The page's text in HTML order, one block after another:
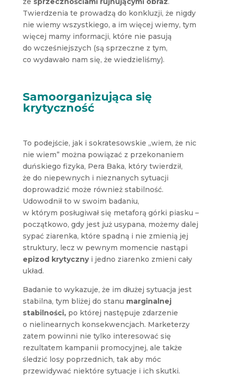
Twierdzenia te prowadzą do konkluzji, że nigdy
nie wiemy wszystkiego, a im więcej wiemy, tym
więcej mamy informacji, które nie pasują
do wcześniejszych (są sprzeczne z tym,
co wydawało nam się, że wiedzieliśmy).
Samoorganizująca się
krytyczność
To podejście, jak i sokratesowskie „wiem, że nic
nie wiem” można powiązać z przekonaniem
duńskiego fizyka, Pera Baka, który twierdził,
że do niepewnych i nieznanych sytuacji
doprowadzić może również stabilność.
Udowodnił to w swoim badaniu,
w którym posługiwał się metaforą górki piasku –
początkowo, gdy jest już usypana, możemy dalej
sypać ziarenka, które spadną i nie zmienią jej
struktury, lecz w pewnym momencie nastąpi
epizod krytycznyi jedno ziarenko zmieni cały
układ.
Badanie to wykazuje, że im dłużej sytuacja jest
stabilna, tym bliżej do stanu marginalnej
stabilności,po której następuje zdarzenie
o nielinearnych konsekwencjach. Marketerzy
zatem powinni nie tylko interesować się
rezultatem kampanii promocyjnej, ale także
śledzić losy poprzednich, tak aby móc
przewidywać niektóre sytuacje i ich skutki.